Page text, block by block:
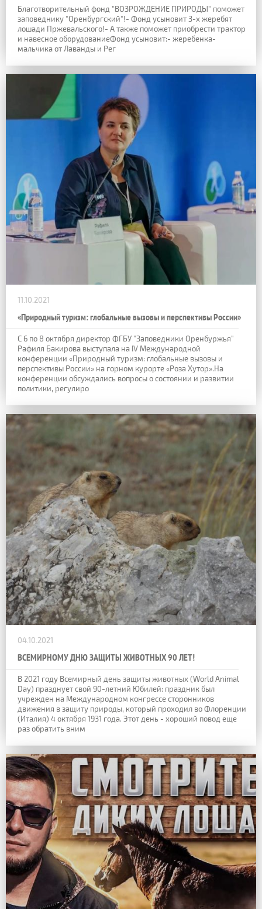
Благотворительный фонд "ВОЗРОЖДЕНИЕ ПРИРОДЫ" поможет
заповеднику "Оренбургский"!- Фонд усыновит 3-х жеребят
лошади Пржевальского!- А также поможет приобрести трактор
и навесное оборудованиеФонд усыновит:- жеребенка-
мальчика от Лаванды и Рег
11.10.2021
«Природный туризм: глобальные вызовы и перспективы России»
С 6 по 8 октября директор ФГБУ "Заповедники Оренбуржья"
Рафиля Бакирова выступала на IV Международной
конференции «Природный туризм: глобальные вызовы и
перспективы России» на горном курорте «Роза Хутор».На
конференции обсуждались вопросы о состоянии и развитии
политики, регулиро
04.10.2021
ВСЕМИРНОМУ ДНЮ ЗАЩИТЫ ЖИВОТНЫХ 90 ЛЕТ!
В 2021 году Всемирный день защиты животных (World Animal
Day) празднует свой 90-летний Юбилей: праздник был
учрежден на Международном конгрессе сторонников
движения в защиту природы, который проходил во Флоренции
(Италия) 4 октября 1931 года. Этот день - хороший повод еще
раз обратить вним